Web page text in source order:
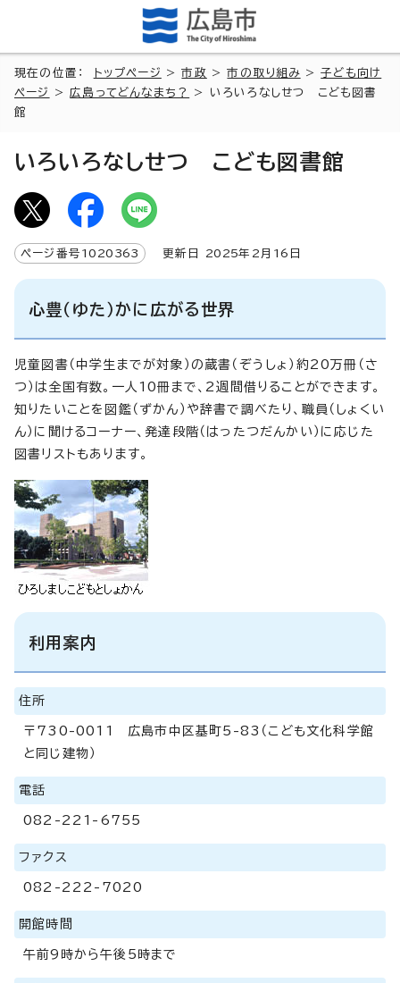
現在の位置： トップページ >市政 >市の取り組み >子ども向け
ページ
>広島ってどんなまち？
> いろいろなしせつ こども図書
館
いろいろなしせつ こども図書館
ページ番号 1020363 更新日 2025年2月 16 日
心豊（ゆた）かに広がる世界
児童図書（中学生までが対象）の蔵書（ぞうしょ）約20万冊（さ
つ）は全国有数。一人10冊まで、2週間借りることができます。
知りたいことを図鑑（ずかん）や辞書で調べたり、職員（しょくい
ん）に聞けるコーナー、発達段階（はったつだんかい）に応じた
図書リストもあります。
利用案内
住所
〒730-0011 広島市中区基町5-83（こども文化科学館
と同じ建物）
電話
082-221-6755
ファクス
082-222-7020
開館時間
午前9時から午後5時まで